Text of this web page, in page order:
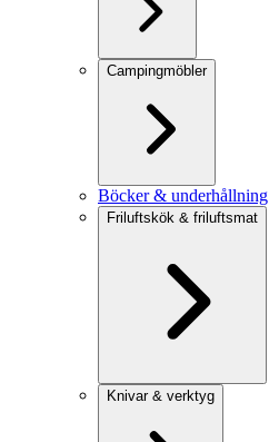
Campingmöbler
Böcker & underhållning
Friluftskök & friluftsmat
Knivar & verktyg